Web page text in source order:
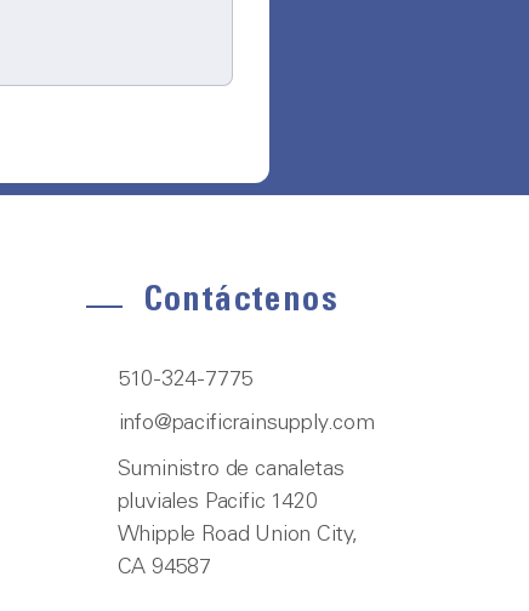
Contáctenos
510-324-7775
info@pacificrainsupply.com
Suministro de canaletas
pluviales Pacific 1420
Whipple Road Union City,
CA 94587